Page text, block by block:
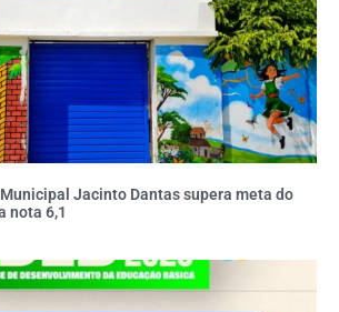
Jacinto Dantas supera meta do
nota 6,1